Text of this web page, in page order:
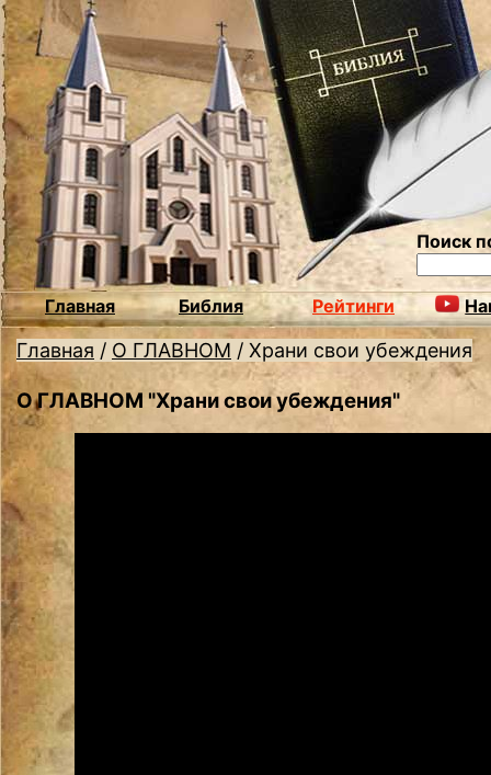
Поиск
Главная Библия Рейтинги
Главная / О ГЛАВНОМ / Храни свои убеждения
О ГЛАВНОМ "Храни свои убеждения"